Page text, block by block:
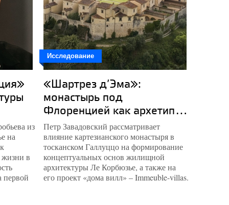
из
на
жизни в
первой
Исследование
«Шартрез д’Эма»:
монастырь под
Флоренцией как архетип...
Петр Завадовский рассматривает
влияние картезианского монастыря в
тосканском Галлуццо на формирование
концептуальных основ жилищной
архитектуры Ле Корбюзье, а также на
его проект «дома вилл» – Immeuble-villas.